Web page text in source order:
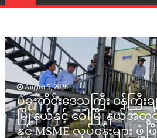
August 5, 2026
ပဲခူးတိုင်းဒေသကြီး ဝန်ကြီး
မြို့နယ်နှင့် ဝေါမြို့နယ်အတွင်း
နှင့် MSME လုပ်ငန်းများ
August 1, 2026
ပဲခူးတိုင်းဒေသကြီး ဝန်ကြီးခ
မြို့နယ်အတွင်း စိုက်ပျိုးရ
လက်မှု ကုန်ထုတ်လုပ်ငန်းမျာ